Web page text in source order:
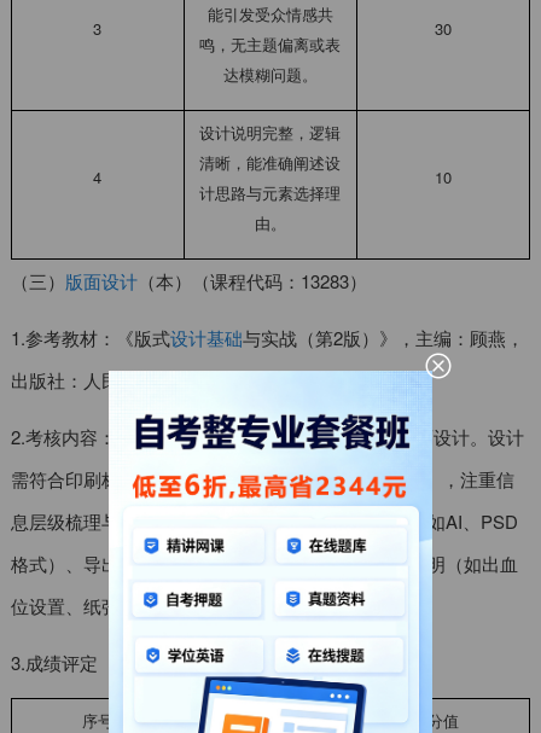
3
能引发受众情感共
鸣，无主题偏离或表
达模糊问题。
30
4
设计说明完整，逻辑
清晰，能准确阐述设
计思路与元素选择理
由。
10
（三） 版面设计（本）（课程代码：13283）
1.参考教材：《版式设计基础与实战（第2版）》，主编：顾燕，
出版社：人民邮电出版社，版次：2024年版。
2.考核内容：1.根据给定主题要求，完成 A3 幅面版面设计。设计
需符合印刷标准（如CMYK色彩模式、300dpi分辨率），注重信
息层级梳理与视觉动线引导，最终提交设计源文件（如AI、PSD
格式）、导出成品（PDF或JPG格式）及印刷工艺 说明（如出血
位设置、纸张选择建议）。
3.成绩评定
序号 内容 分值